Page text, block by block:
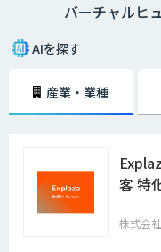
バーチャルヒ
AIを探す
産業・業種
客 特
株式会